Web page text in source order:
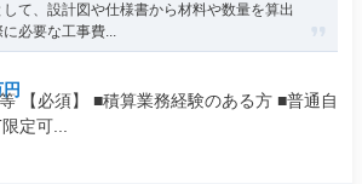
て、設計図や仕様書から材料や数量を算出
必要な工事費...
【必須】 ■積算業務経験のある方 ■普通自
定可...